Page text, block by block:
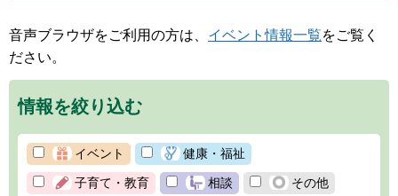
音声ブラウザをご利用の方は、 イベント情報一覧をご覧く
ださい。
情報を絞り込む
イベント 健康・福祉
子育て・教育 相談 その他